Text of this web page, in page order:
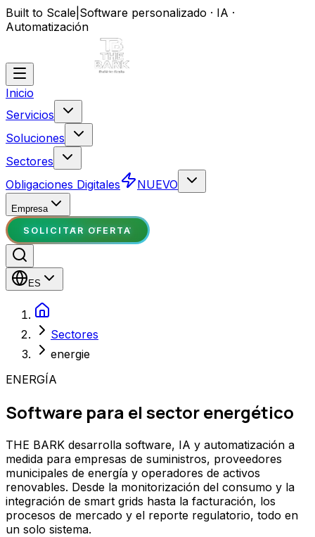
Built to Scale Software personalizado · IA ·
Automatización
Inicio
Servicios
Soluciones
Sectores
Obligaciones Digitales
NUEVO
Empresa
SOLICITAR OFERTA
ES
Sectores
energie
ENERGÍA
Software para el sector energético
THE BARK desarrolla software, IA y automatización a
medida para empresas de suministros, proveedores
municipales de energía y operadores de activos
renovables. Desde la monitorización del consumo y la
integración de smart grids hasta la facturación, los
procesos de mercado y el reporte regulatorio, todo en
un solo sistema.